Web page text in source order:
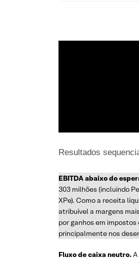
Resultados
EBITDA abaixo do
303 milhões (incluindo
XPe). Como a receita
atribuível a margens
por ganhos em
principalmente nos
Fluxo de caixa neutro.